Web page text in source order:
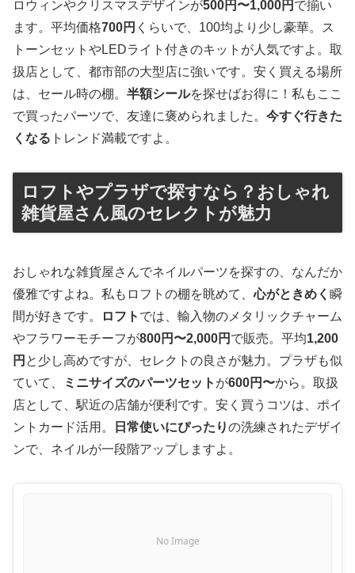
ロウィンやクリスマスデザインが500円〜1,000円 で揃い
ます。平均価格700円 くらいで、100均より少し豪華。ス
トーンセットやLEDライト付きのキットが人気ですよ。取
扱店として、都市部の大型店に強いです。安く買える場所
は、セール時の棚。 半額シールを探せばお得に！私もここ
で買ったパーツで、友達に褒められました。 今すぐ行きた
くなる トレンド満載ですよ。
ロフトやプラザで探すなら？おしゃれ
雑貨屋さん風のセレクトが魅力
おしゃれな雑貨屋さんでネイルパーツを探すの、なんだか
優雅ですよね。私もロフトの棚を眺めて、心がときめく 瞬
間が好きです。
ロフト では、輸入物のメタリックチャーム
やフラワーモチーフが800円〜2,000円 で販売。平均1,200
円 と少し高めですが、セレクトの良さが魅力。プラザも似
ていて、
ミニサイズのパーツセット が600円〜から。取扱
店として、駅近の店舗が便利です。安く買うコツは、ポイ
ントカード活用。
日常使いにぴったりの洗練されたデザイ
ンで、ネイルが一段階アップしますよ。
No Image